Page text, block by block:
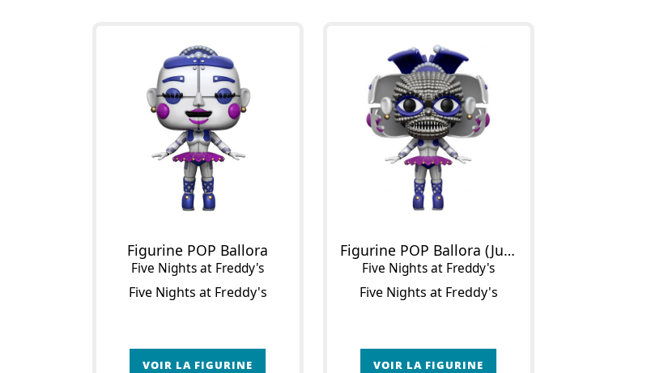
Figurine POP Ballora
Five Nights at Freddy's
Five Nights at Freddy's
VOIR LA FIGURINE
Figurine POP Ballora (Jumpscare) (Chase)
Five Nights at Freddy's
Five Nights at Freddy's
VOIR LA FIGURINE